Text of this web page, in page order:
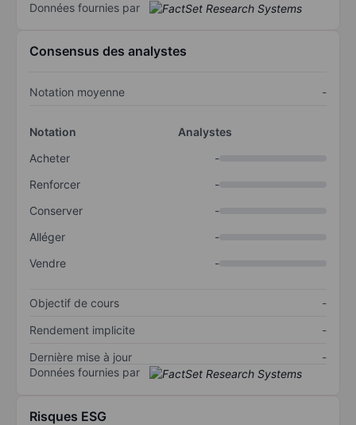
Données fournies par
Consensus des analystes
Notation moyenne -
Notation
Analystes
Acheter
-
Renforcer
-
Conserver
-
Alléger
-
Vendre
-
Objectif de cours
-
Rendement implicite
-
Dernière mise à jour
-
Données fournies par
Risques ESG